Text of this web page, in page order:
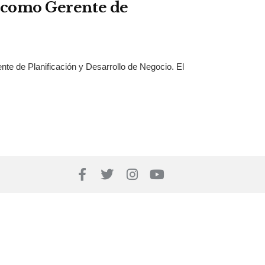
Gerente de
de Planificación y Desarrollo de Negocio. El